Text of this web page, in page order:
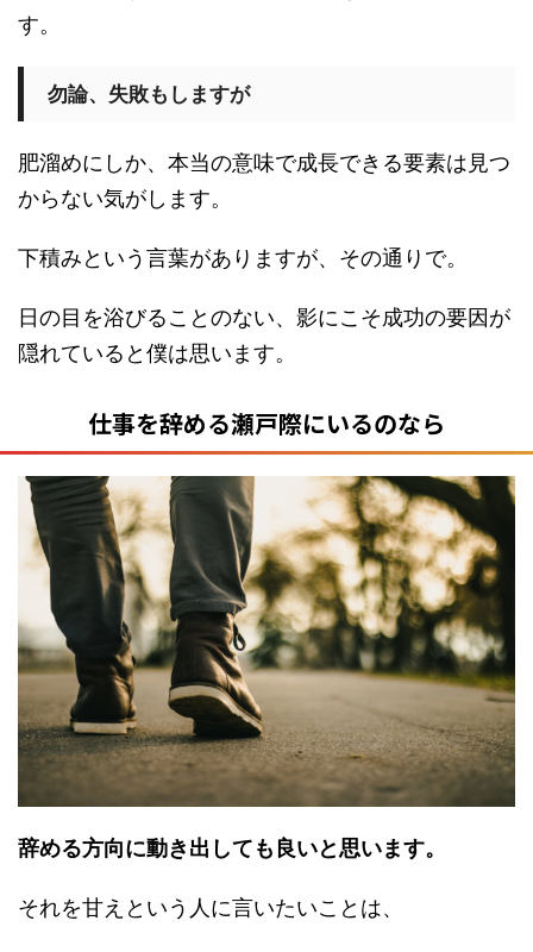
す。
勿論、失敗もしますが
肥溜めにしか、本当の意味で成長できる要素は見つ
からない気がします。
下積みという言葉がありますが、その通りで。
日の目を浴びることのない、影にこそ成功の要因が
隠れていると僕は思います。
仕事を辞める瀬戸際にいるのなら
辞める方向に動き出しても良いと思います。
それを甘えという人に言いたいことは、